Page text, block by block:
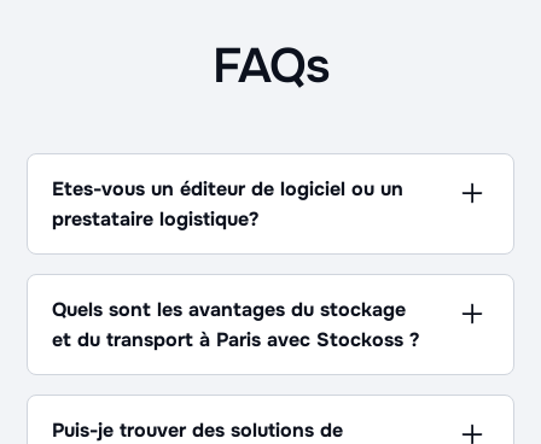
FAQs
Etes-vous un éditeur de logiciel ou un
prestataire logistique?
Les deux ! Pour déployer une logistique et
supply chain efficace et centrée sur l’utilisateur,
vous avez besoin d’une solution qui réunit les
deux mondes : la technologie et le service.
Notre plateforme logistique se compose d’une
vue client et d’une vue logisticien. Il est conçu
Quels sont les avantages du stockage
et du transport à Paris avec Stockoss ?
Bénéficiez d'un vaste réseau de transporteurs et
d'une synchronisation parfaite avec vos
Puis-je trouver des solutions de